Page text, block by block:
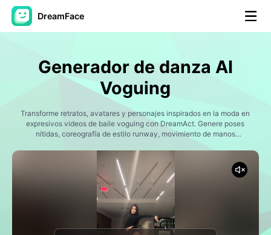
DreamFace
Avatar Video
Video de IA
Foto AI ▼
Otras herramientas
Ver todas las herramientas
Generador de danza AI
Voguing
Transforme retratos, avatares y personajes inspirados en la moda en
expresivos videos de baile voguing con DreamAct. Genere poses
nítidas, coreografía de estilo runway, movimiento de manos
tendencias de redes sociales, ediciones de salón, contenido de
moda y videos de creadores de formato corto.